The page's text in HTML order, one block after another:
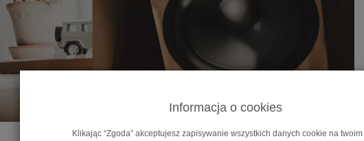
Informacja o cookies
Klikając “Zgoda” akceptujesz zapisywanie wszystkich danych cookie na twoim